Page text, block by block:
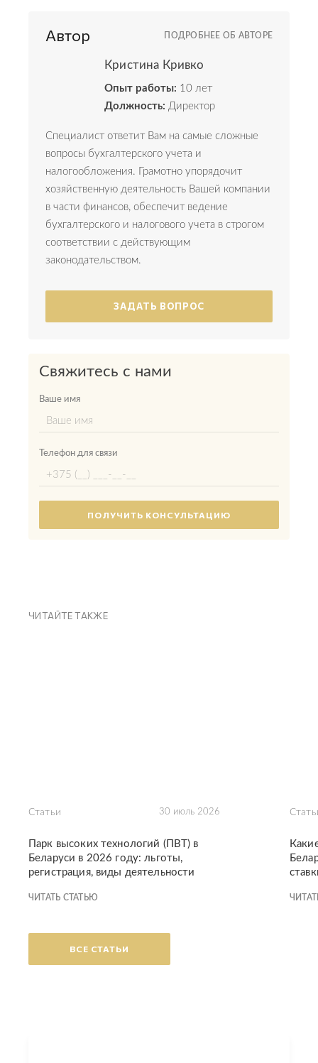
Автор ПОДРОБНЕЕ ОБ АВТОРЕ
Кристина Кривко
Опыт работы: 10 лет
Должность: Директор
Специалист ответит Вам на самые сложные
вопросы бухгалтерского учета и
налогообложения. Грамотно упорядочит
хозяйственную деятельность Вашей компании
в части финансов, обеспечит ведение
бухгалтерского и налогового учета в строгом
соответствии с действующим
законодательством.
ЗАДАТЬ ВОПРОС
Свяжитесь с нами
Ваше имя
Телефон для связи
ЧИТАЙТЕ ТАКЖЕ
Статьи 30 июль 2026
Парк высоких технологий (ПВТ) в
Беларуси в 2026 году: льготы,
регистрация, виды деятельности
ЧИТАТЬ СТАТЬЮ
ВСЕ СТАТЬИ